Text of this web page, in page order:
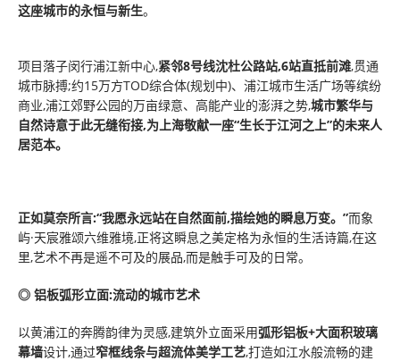
这座城市的永恒与新生。
项目落子闵行浦江新中心,紧邻8号线沈杜公路站,6站直抵前滩,贯通
城市脉搏;约15万方TOD综合体(规划中)、浦江城市生活广场等缤纷
商业,浦江郊野公园的万亩绿意、高能产业的澎湃之势,城市繁华与
自然诗意于此无缝衔接,为上海敬献一座“生长于江河之上”的未来人
居范本。
正如莫奈所言:“我愿永远站在自然面前,描绘她的瞬息万变。”而象
屿·天宸雅颂六维雅境,正将这瞬息之美定格为永恒的生活诗篇,在这
里,艺术不再是遥不可及的展品,而是触手可及的日常。
◎ 铝板弧形立面:流动的城市艺术
以黄浦江的奔腾韵律为灵感,建筑外立面采用弧形铝板+大面积玻璃
幕墙设计,通过窄框线条与超流体美学工艺,打造如江水般流畅的建